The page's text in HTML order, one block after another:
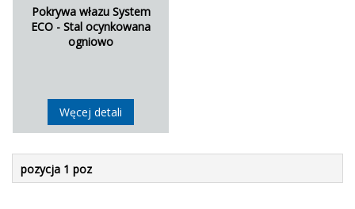
Pokrywa włazu System
ECO - Stal ocynkowana
ogniowo
Węcej detali
pozycja 1 poz